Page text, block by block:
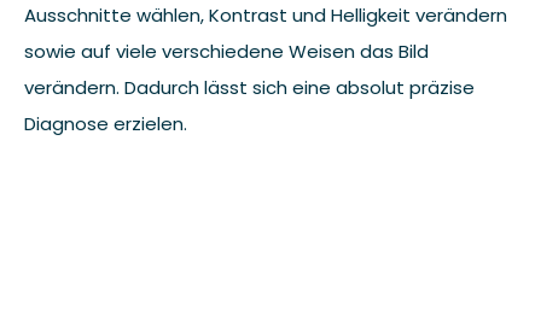
Ausschnitte wählen, Kontrast und Helligkeit verändern
sowie auf viele verschiedene Weisen das Bild
verändern. Dadurch lässt sich eine absolut präzise
Diagnose erzielen.